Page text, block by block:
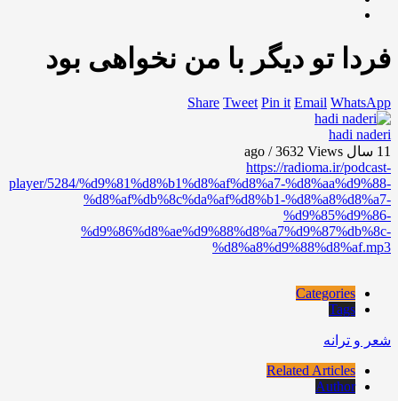
فردا تو دیگر با من نخواهی بود
Share Tweet Pin it Email WhatsApp
hadi naderi
11 سال ago / 3632
Views
https://radioma.ir/podcast-
player/5284/%d9%81%d8%b1%d8%af%d8%a7-%d8%aa%d9%88-
%d8%af%db%8c%da%af%d8%b1-%d8%a8%d8%a7-
%d9%85%d9%86-
%d9%86%d8%ae%d9%88%d8%a7%d9%87%db%8c-
%d8%a8%d9%88%d8%af.mp3
Categories
Tags
شعر و ترانه
Related Articles
Author